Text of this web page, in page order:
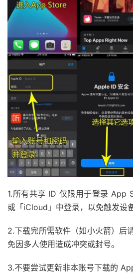
1.所有共享 ID 仅限用于登录 App
或「iCloud」中登录，以免触发设备
2.下载完所需软件（如小火箭）后
免因多人使用造成冲突或封号。
3.不要尝试更新非本账号下载的